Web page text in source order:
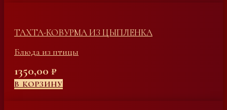
ТАХТА-КОВУРМА ИЗ ЦЫПЛЕНКА
Блюда из птицы
1350,00 ₽
В КОРЗИНУ